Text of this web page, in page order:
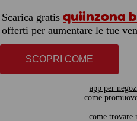
Scarica gratis quiinzona
offerti per aumentare le tue
SCOPRI COME
app per
come
come trovare